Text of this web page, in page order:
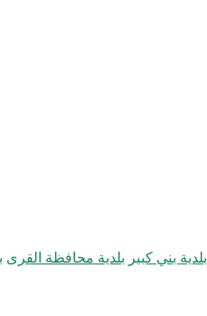
بلدية محافظة القرى بلدية بني كبير